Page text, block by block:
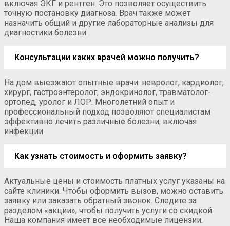
включая ЭКГ и рентген. Это позволяет осуществить
точную постановку диагноза. Врач также может
назначить общий и другие лабораторные анализы для
диагностики болезни.
Консультации каких врачей можно получить?
На дом выезжают опытные врачи: невролог, кардиолог,
хирург, гастроэнтеролог, эндокринолог, травматолог-
ортопед, уролог и ЛОР. Многолетний опыт и
профессиональный подход позволяют специалистам
эффективно лечить различные болезни, включая
инфекции.
Как узнать стоимость и оформить заявку?
Актуальные цены и стоимость платных услуг указаны на
сайте клиники. Чтобы оформить вызов, можно оставить
заявку или заказать обратный звонок. Следите за
разделом «акции», чтобы получить услуги со скидкой.
Наша компания имеет все необходимые лицензии.